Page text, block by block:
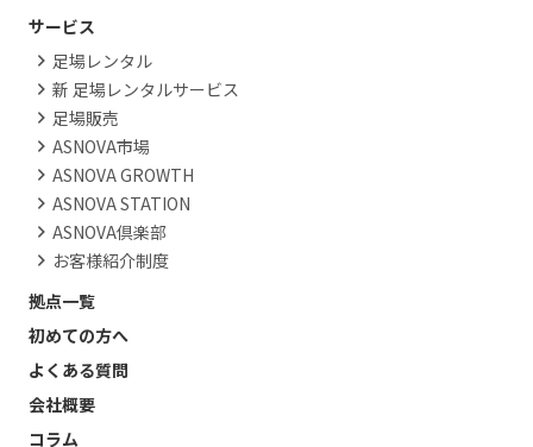
サービス
足場レンタル
新 足場レンタルサービス
足場販売
ASNOVA市場
ASNOVA GROWTH
ASNOVA STATION
ASNOVA倶楽部
お客様紹介制度
拠点一覧
初めての方へ
よくある質問
会社概要
コラム